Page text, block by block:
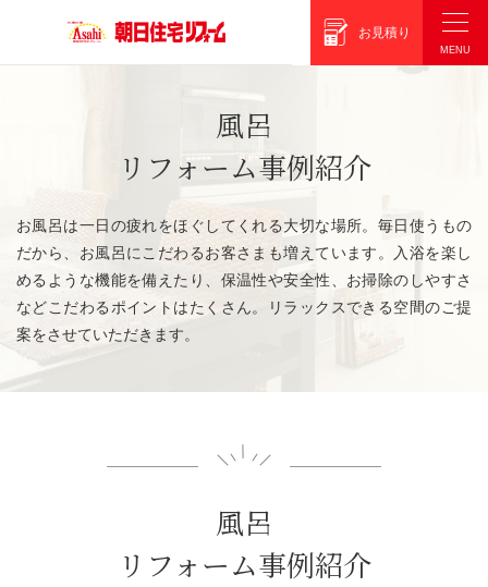
お見積り
風呂
リフォーム事例紹介
お風呂は一日の疲れをほぐしてくれる大切な場所。毎日使うもの
だから、お風呂にこだわるお客さまも増えています。入浴を楽し
めるような機能を備えたり、保温性や安全性、お掃除のしやすさ
などこだわるポイントはたくさん。リラックスできる空間のご提
案をさせていただきます。
風呂
リフォーム事例紹介